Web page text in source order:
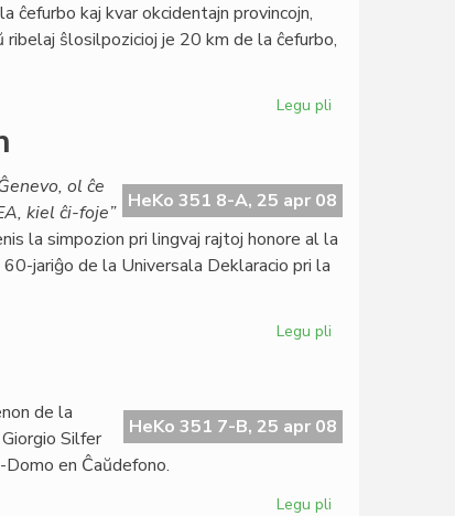
ĉefurbo kaj kvar okcidentajn provincojn,
ŝlosilpozicioj je 20 km de la ĉefurbo,
Legu pli
Burundio
HeKo 351 8-A, 25 apr 08
ol ĉe
kiel ĉi-foje”
la simpozion pri lingvaj rajtoj honore al la
jariĝo de la Universala Deklaracio pri la
Legu pli
prof.
Grin
HeKo 351 7-B, 25 apr 08
de la
Silfer
en Ĉaŭdefono.
Legu pli